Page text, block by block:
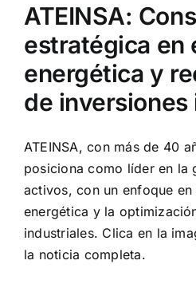
ATEINSA:
estratégica en
energética y
de
ATEINSA, con más de 40
posiciona como líder en la
activos, con un enfoque
energética y la
industriales. Clica en la
la noticia completa.